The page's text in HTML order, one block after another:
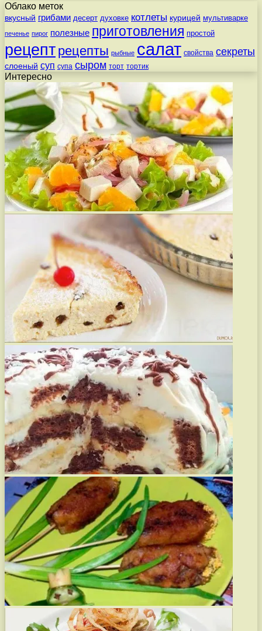
Облако меток
вкусный грибами десерт духовке котлеты курицей мультиварке
печенье пирог полезные приготовления простой
рецепт рецепты рыбные салат свойства секреты
слоеный суп супа сыром торт тортик
Интересно